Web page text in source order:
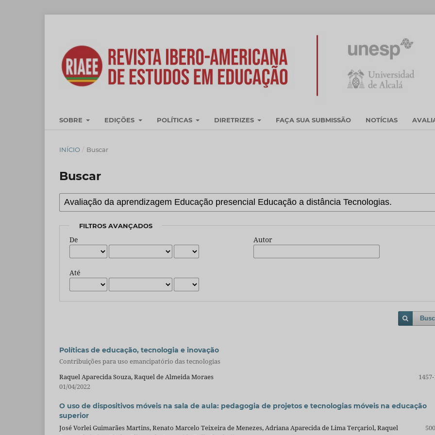
SOBRE EDIÇÕES POLÍTICAS DIRETRIZES FAÇA SUA SUBMISSÃO NOTÍCIAS
INÍCIO / Buscar
Buscar
FILTROS AVANÇADOS
De
Até
Autor
Políticas de educação, tecnologia e inovação
Contribuições para uso emancipatório das tecnologias
Raquel Aparecida Souza, Raquel de Almeida Moraes
01/04/2022
O uso de dispositivos móveis na sala de aula: pedagogia de projetos e tecnologias móveis na educação
superior
José Vorlei Guimarães Martins, Renato Marcelo Teixeira de Menezes, Adriana Aparecida de Lima Terçariol, Raquel